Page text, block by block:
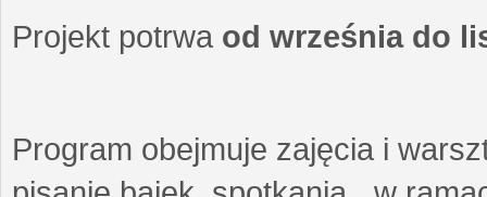
Projekt potrwa od września do
Program obejmuje zajęcia i